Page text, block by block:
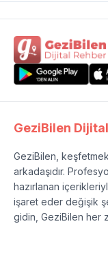
GeziBilen
GeziBilen,
arkadaşıdır.
hazırlanan
işaret eder değişik
gidin, GeziBilen her